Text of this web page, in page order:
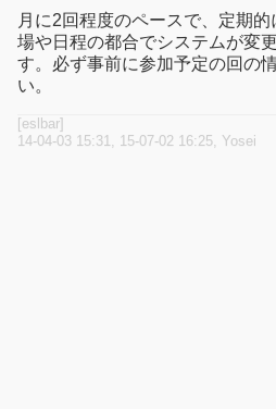
月に2回程度のペースで、定期
場や日程の都合でシステムが変
す。必ず事前に参加予定の回の
い。
[eslbar]
14-04-03 15:31, 15-07-02 16:25, Yosei